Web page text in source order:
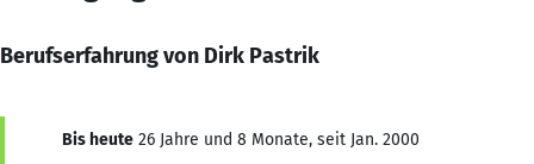
Berufserfahrung von Dirk Pastrik
Bis heute 26 Jahre und 8 Monate, seit Jan. 2000